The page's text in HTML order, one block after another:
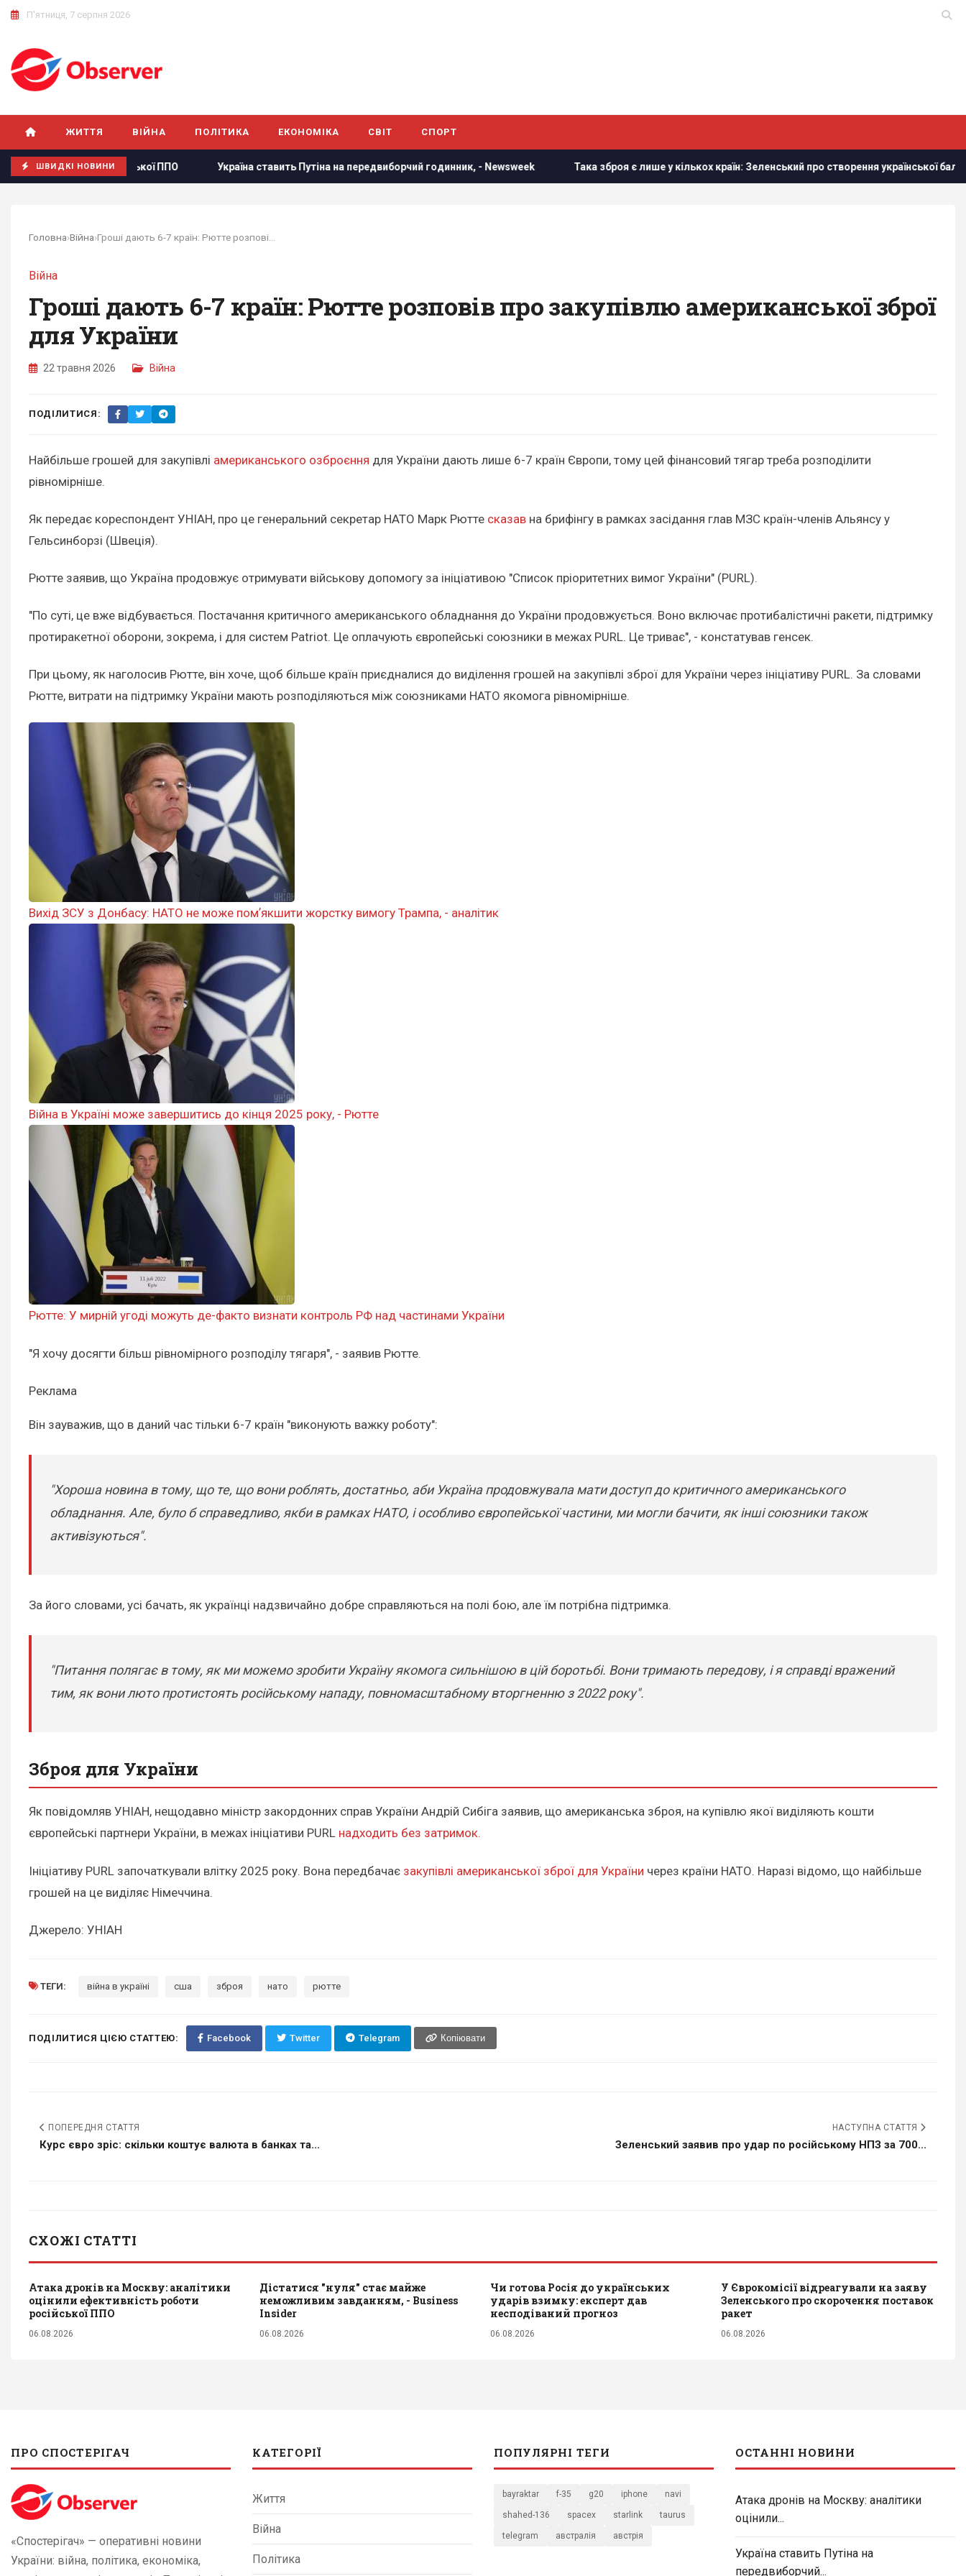
П'ятниця, 7 серпня 2026
ЖИТТЯ ВІЙНА ПОЛІТИКА ЕКОНОМІКА СВІТ СПОРТ
ШВИДКІ НОВИНИ
російської ППО Україна ставить Путіна на передвиборчий годинник, - Newsweek Така зброя є лише у кількох країн: Зеленський про створення української балістики
Головна›Війна›
Війна
Гроші дають 6-7 країн: Рютте розповів про закупівлю американської зброї
для України
22 травня 2026 Війна
ПОДІЛИТИСЯ:
Найбільше грошей для закупівлі американського озброєння для України дають лише 6-7 країн Європи, тому цей фінансовий тягар треба розподілити
рівномірніше.
Як передає кореспондент УНІАН, про це генеральний секретар НАТО Марк Рютте сказав на брифінгу в рамках засідання глав МЗС країн-членів Альянсу у
Гельсинборзі (Швеція).
Рютте заявив, що Україна продовжує отримувати військову допомогу за ініціативою "Список пріоритетних вимог України" (PURL).
"По суті, це вже відбувається. Постачання критичного американського обладнання до України продовжується. Воно включає протибалістичні ракети, підтримку
протиракетної оборони, зокрема, і для систем Patriot. Це оплачують європейські союзники в межах PURL. Це триває", - констатував генсек.
При цьому, як наголосив Рютте, він хоче, щоб більше країн приєдналися до виділення грошей на закупівлі зброї для України через ініціативу PURL. За словами
Рютте, витрати на підтримку України мають розподіляються між союзниками НАТО якомога рівномірніше.
Вихід ЗСУ з Донбасу: НАТО не може помʼякшити жорстку вимогу Трампа, - аналітик
Війна в Україні може завершитись до кінця 2025 року, - Рютте
Рютте: У мирній угоді можуть де-факто визнати контроль РФ над частинами України
"Я хочу досягти більш рівномірного розподілу тягаря", - заявив Рютте.
Реклама
Він зауважив, що в даний час тільки 6-7 країн "виконують важку роботу":
"Хороша новина в тому, що те, що вони роблять, достатньо, аби Україна продовжувала мати доступ до критичного американського
обладнання. Але, було б справедливо, якби в рамках НАТО, і особливо європейської частини, ми могли бачити, як інші союзники також
активізуються".
За його словами, усі бачать, як українці надзвичайно добре справляються на полі бою, але їм потрібна підтримка.
"Питання полягає в тому, як ми можемо зробити Україну якомога сильнішою в цій боротьбі. Вони тримають передову, і я справді вражений
тим, як вони люто протистоять російському нападу, повномасштабному вторгненню з 2022 року".
Зброя для України
Як повідомляв УНІАН, нещодавно міністр закордонних справ України Андрій Сибіга заявив, що американська зброя, на купівлю якої виділяють кошти
європейські партнери України, в межах ініціативи PURL надходить без затримок.
Ініціативу PURL започаткували влітку 2025 року. Вона передбачає закупівлі американської зброї для України через країни НАТО. Наразі відомо, що найбільше
грошей на це виділяє Німеччина.
Джерело: УНІАН
ТЕГИ: війна в україні сша зброя нато рютте
ПОДІЛИТИСЯ ЦІЄЮ СТАТТЕЮ: Facebook Twitter Telegram Копіювати
ПОПЕРЕДНЯ СТАТТЯ
Курс євро зріс: скільки коштує валюта в банках та...
НАСТУПНА СТАТТЯ
Зеленський заявив про удар по російському НПЗ за 700...
СХОЖІ СТАТТІ
Атака дронів на Москву: аналітики
оцінили ефективність роботи
російської ППО
06.08.2026
Дістатися "нуля" стає майже
неможливим завданням, - Business
Insider
06.08.2026
Чи готова Росія до українських
ударів взимку: експерт дав
несподіваний прогноз
06.08.2026
У Єврокомісії відреагували на заяву
Зеленського про скорочення поставок
ракет
06.08.2026
ПРО СПОСТЕРІГАЧ
«Спостерігач» — оперативні новини
України: війна, політика, економіка,
КАТЕГОРІЇ
Життя
Війна
Політика
ПОПУЛЯРНІ ТЕГИ
bayraktar f-35 g20 iphone navi
shahed-136 spacex starlink taurus
telegram австралія австрія
ОСТАННІ НОВИНИ
Атака дронів на Москву: аналітики
оцінили...
Україна ставить Путіна на
передвиборчий...